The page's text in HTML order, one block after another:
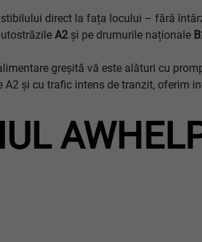
direct la fața locului – fără
A2 și pe drumurile naționale
greșită vă este alături cu
și cu trafic intens de tranzit, oferim